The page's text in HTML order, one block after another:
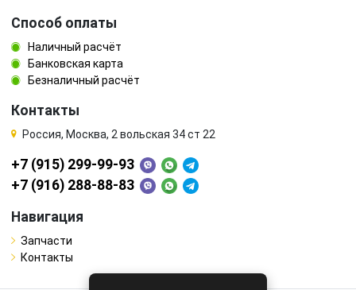
Способ оплаты
Наличный расчёт
Банковская карта
Безналичный расчёт
Контакты
Россия, Москва, 2 вольская 34 ст 22
+7 (915) 299-99-93
+7 (916) 288-88-83
Навигация
Запчасти
Контакты